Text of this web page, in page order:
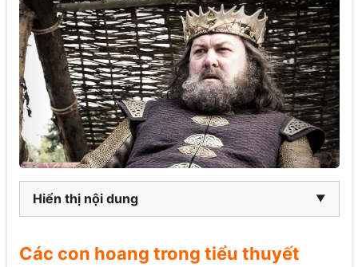
Hiển thị nội dung
Các con hoang trong tiểu thuyết